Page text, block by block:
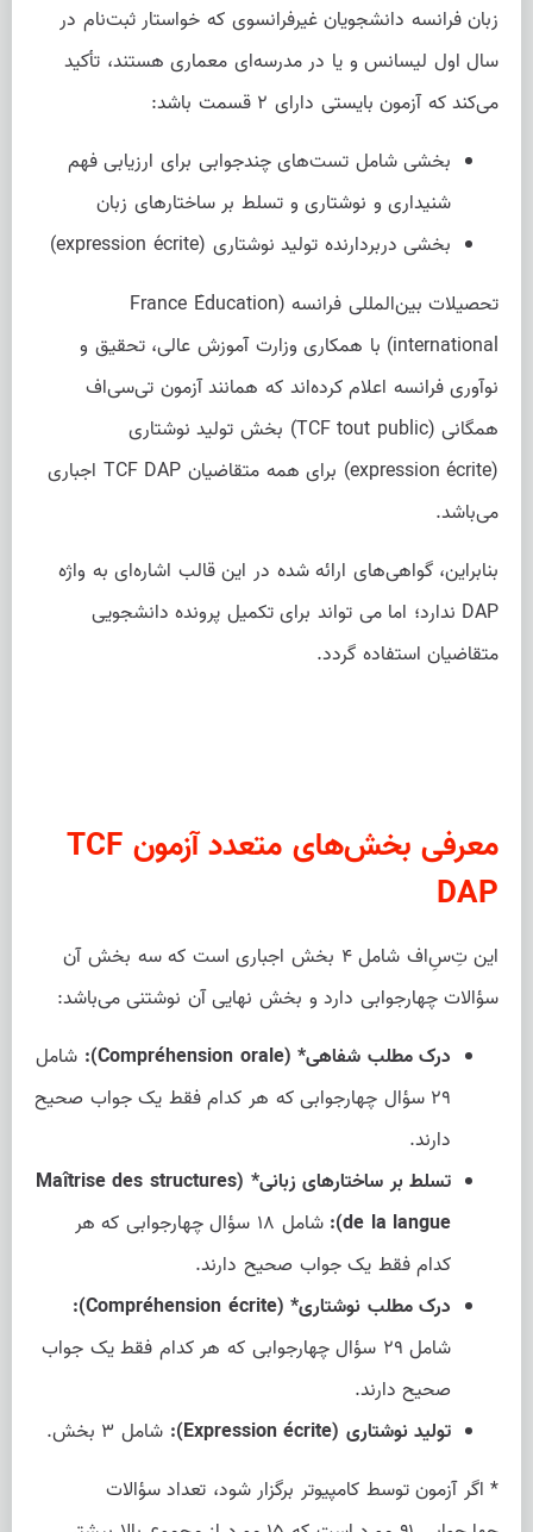
زبان فرانسه دانشجویان غیرفرانسوی که خواستار ثبت‌نام در
سال اول لیسانس و یا در مدرسه‌ای معماری هستند، تأکید
می‌کند که آزمون بایستی دارای ۲ قسمت باشد:
بخشی شامل تست‌های چندجوابی برای ارزیابی فهم
شنیداری و نوشتاری و تسلط بر ساختارهای زبان
بخشی دربردارنده تولید نوشتاری (expression écrite)
تحصیلات بین‌المللی فرانسه (France Éducation
international) با همکاری وزارت آموزش عالی، تحقیق و
نوآوری فرانسه اعلام کرده‌اند که همانند آزمون تی‌سی‌اف
همگانی (TCF tout public) بخش تولید نوشتاری
(expression écrite) برای همه متقاضیان TCF DAP اجباری
‌می‌باشد.
بنابراین، گواهی‌های ارائه شده در این قالب اشاره‌ای به واژه
DAP ندارد؛ اما می تواند برای تکمیل پرونده دانشجویی
متقاضیان استفاده گردد.
معرفی بخش‌های متعدد آزمون TCF
DAP
این تِ‌سِ‌اف شامل ۴ بخش اجباری است که سه بخش آن
سؤالات چهارجوابی دارد و بخش نهایی آن نوشتنی ‌می‌باشد:
درک مطلب شفاهی* (Compréhension orale):
شامل
۲۹ سؤال چهارجوابی که هر کدام فقط یک جواب صحیح
دارند.
تسلط بر ساختارهای زبانی* (Maîtrise des structures
de la langue):
شامل ۱۸ سؤال چهارجوابی که هر
کدام فقط یک جواب صحیح دارند.
درک مطلب نوشتاری* (Compréhension écrite):
شامل ۲۹ سؤال چهارجوابی که هر کدام فقط یک جواب
صحیح دارند.
تولید نوشتاری (Expression écrite):
شامل ۳ بخش.
* اگر آزمون توسط کامپیوتر برگزار شود، تعداد سؤالات